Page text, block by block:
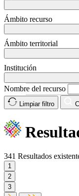
Ámbito recurso
Ámbito territorial
Institución
Nombre del recurso
Limpiar filtro
341 Resultados
1
2
3